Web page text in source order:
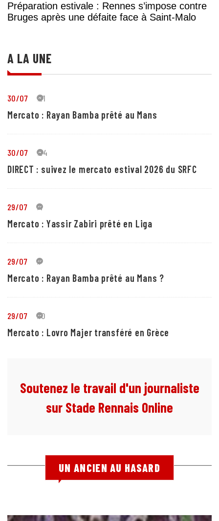
Préparation estivale : Rennes s’impose contre
Bruges après une défaite face à Saint-Malo
A LA UNE
30/07 21
Mercato : Rayan Bamba prêté au Mans
30/07 24
DIRECT : suivez le mercato estival 2026 du SRFC
29/07 4
Mercato : Yassir Zabiri prêté en Liga
29/07 1
Mercato : Rayan Bamba prêté au Mans ?
29/07 10
Mercato : Lovro Majer transféré en Grèce
Soutenez le travail d'un journaliste
sur Stade Rennais Online
UN ANCIEN AU HASARD